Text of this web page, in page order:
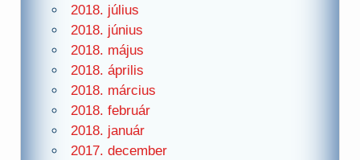
2018. július
2018. június
2018. május
2018. április
2018. március
2018. február
2018. január
2017. december